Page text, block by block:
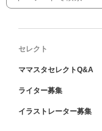
セレクト
ママスタセレクトQ&A
ライター募集
イラストレーター募集